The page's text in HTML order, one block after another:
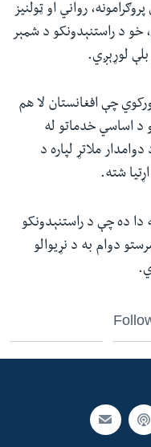
رواني او ټولنیز
خو د راستنېدونکو د شمېر
لوړېږي.
چې افغانستان لا هم
د اساسي خدماتو له
ملاتړ لپاره د
شته.
دا ده چې د راستنېدونکو
دوام به د نړیوالو